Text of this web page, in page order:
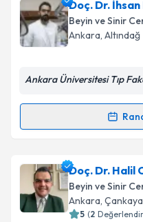
Prof. Dr. Serkan
oluşturun. Size bu
takvim
Kişisel
Takvim
Doç. Dr.
Beyin ve Sinir
Ankara, Altındağ
Ankara Üniversitesi Tıp
Randevu Takvimi
Doç. Dr. İhsan
oluşturun. Size bu
takvim
Doç. Dr. Halil
Beyin ve Sinir
Ankara, Çankaya
5 (2